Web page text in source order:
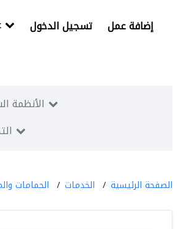
تسجيل الدخول إضافة عمل
الأنظمة
الصفحة الرئيسية الخدمات الحمامات